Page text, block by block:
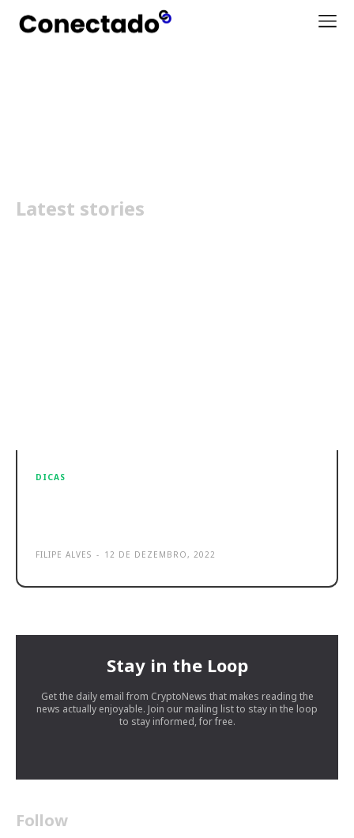
Latest stories
DICAS
FILIPE ALVES - 12 DE DEZEMBRO, 2022
Stay in the Loop
Get the daily email from CryptoNews that makes reading the
news actually enjoyable. Join our mailing list to stay in the loop
to stay informed, for free.
Follow